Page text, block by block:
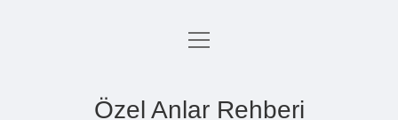
Anasayfa
menüyü
Özel Anlar Rehberi